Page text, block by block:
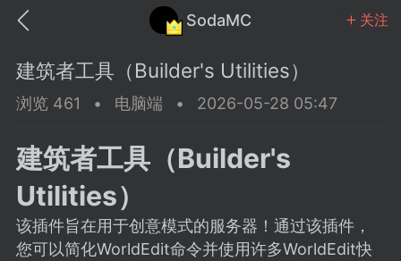
SodaMC 关注
中文社区
建筑者工具（Builder's Utilities）
浏览 461 • 电脑端 • 2026-05-28 05:47
建筑者工具（Builder's
Utilities）
该插件旨在用于创意模式的服务器！通过该插件，
您可以简化WorldEdit命令并使用许多WorldEdit快